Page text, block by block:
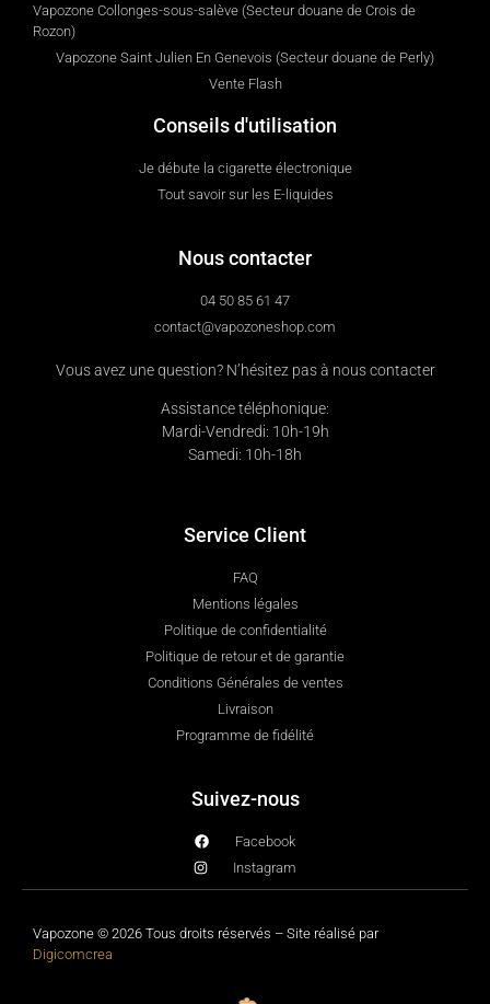
Vapozone Collonges-sous-salève (Secteur douane de Crois de
Rozon)
Vapozone Saint Julien En Genevois (Secteur douane de Perly)
Vente Flash
Conseils d'utilisation
Je débute la cigarette électronique
Tout savoir sur les E-liquides
Nous contacter
04 50 85 61 47
contact@vapozoneshop.com
Vous avez une question? N’hésitez pas à nous contacter
Assistance téléphonique:
Mardi-Vendredi: 10h-19h
Samedi: 10h-18h
Service Client
FAQ
Mentions légales
Politique de confidentialité
Politique de retour et de garantie
Conditions Générales de ventes
Livraison
Programme de fidélité
Suivez-nous
Facebook
Instagram
Vapozone © 2026 Tous droits réservés – Site réalisé par
Digicomcrea